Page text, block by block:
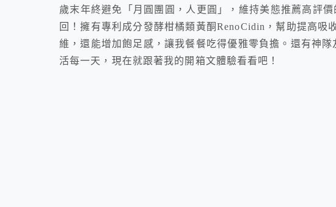
歲末年終避免「月圓團圓，人更圓」，維持美態推薦高評
回！擁有專利成分發酵柑橘類黃酮RenoCidin，幫助提高吸
維，還能增加飽足感，讓我餐餐吃得優雅零負擔。還有神
活每一天，現在就跟著我的開箱文體驗看看吧！